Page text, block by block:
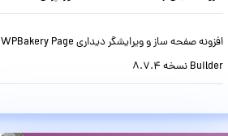
افزونه صفحه ساز و ویرایشگر دیداری WPBakery Page
Builder نسخه 8.7.4